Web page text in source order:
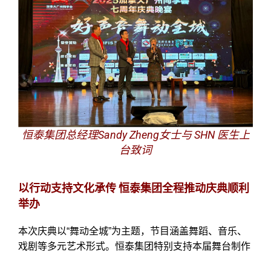
恒泰集团总经理Sandy Zheng女士与 SHN 医生上
台致词
以行动支持文化承传 恒泰集团全程推动庆典顺利
举办
本次庆典以“舞动全城”为主题，节目涵盖舞蹈、音乐、
戏剧等多元艺术形式。恒泰集团特别支持本届舞台制作